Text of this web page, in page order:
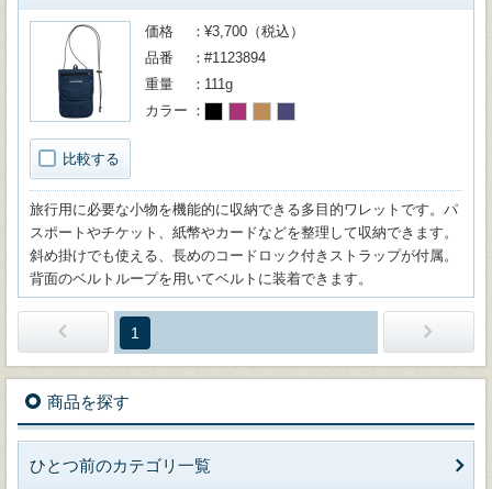
比較する
価格
¥3,700（税込）
品番
#1123894
重量
111g
カラー
旅行用に必要な小物を機能的に収納できる多目的ワレットです。パ
スポートやチケット、紙幣やカードなどを整理して収納できます。
斜め掛けでも使える、長めのコードロック付きストラップが付属。
背面のベルトループを用いてベルトに装着できます。
1
商品を探す
ひとつ前のカテゴリ一覧